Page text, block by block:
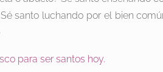
santo luchando por el bien
para ser santos hoy.